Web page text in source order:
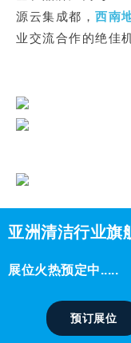
源云集成都， 西南
业交流合作的绝佳
亚洲清洁行业旗
展位火热预定中.....
预订展位